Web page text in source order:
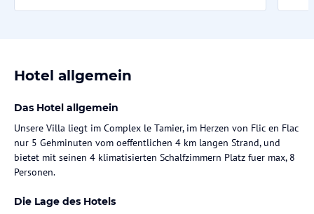
Hotel allgemein
Das Hotel allgemein
Unsere Villa liegt im Complex le Tamier, im Herzen von Flic en Flac
nur 5 Gehminuten vom oeffentlichen 4 km langen Strand, und
bietet mit seinen 4 klimatisierten Schalfzimmern Platz fuer max, 8
Personen.
Die Lage des Hotels